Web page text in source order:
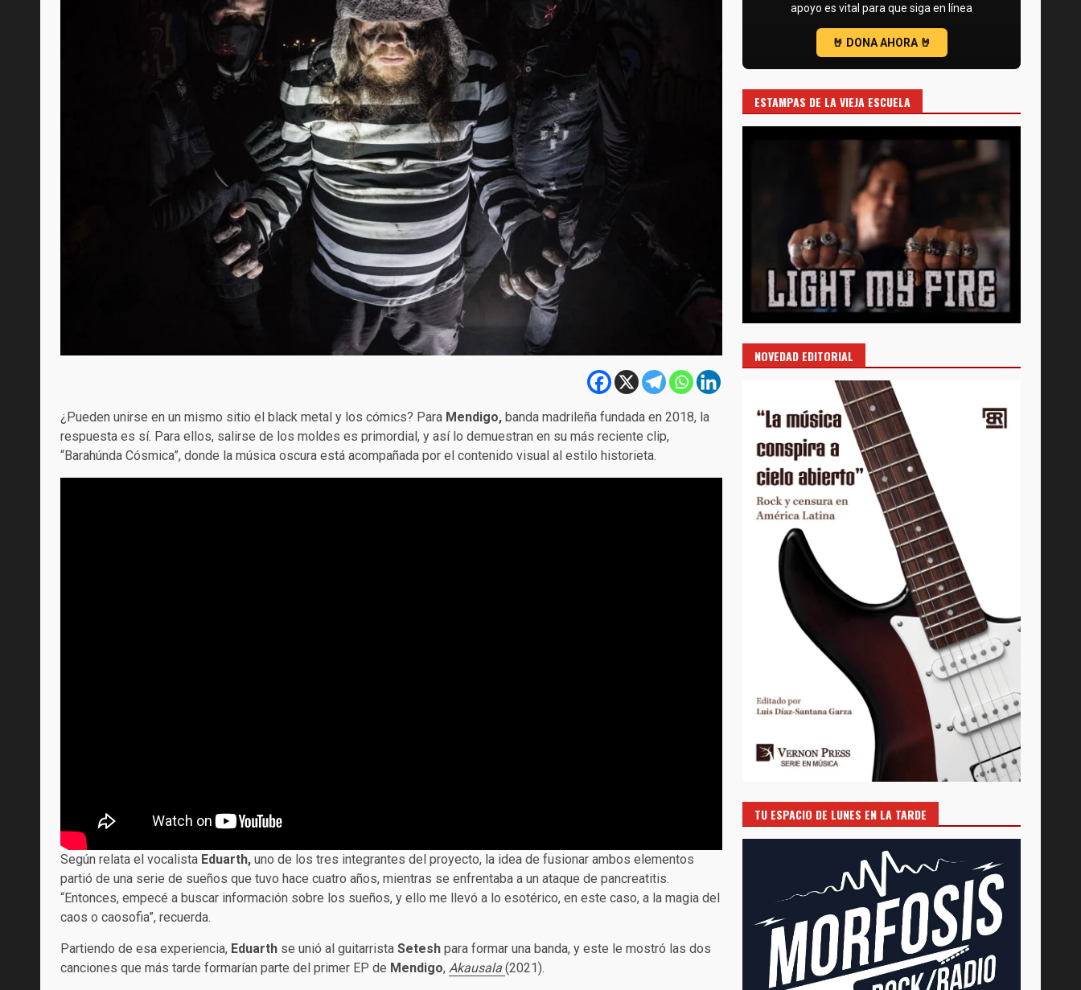
¿Pueden unirse en un mismo sitio el black metal y los cómics? Para Mendigo, banda madrileña fundada en 2018, la
respuesta es sí. Para ellos, salirse de los moldes es primordial, y así lo demuestran en su más reciente clip,
“Barahúnda Cósmica”, donde la música oscura está acompañada por el contenido visual al estilo historieta.
Según relata el vocalista Eduarth, uno de los tres integrantes del proyecto, la idea de fusionar ambos elementos
partió de una serie de sueños que tuvo hace cuatro años, mientras se enfrentaba a un ataque de pancreatitis.
“Entonces, empecé a buscar información sobre los sueños, y ello me llevó a lo esotérico, en este caso, a la magia del
caos o caosofia”, recuerda.
Partiendo de esa experiencia, Eduarth se unió al guitarrista Setesh para formar una banda, y este le mostró las dos
canciones que más tarde formarían parte del primer EP de Mendigo, Akausala (2021).
apoyo es vital para que siga en línea
ESTAMPAS DE LA VIEJA ESCUELA
NOVEDAD EDITORIAL
TU ESPACIO DE LUNES EN LA TARDE